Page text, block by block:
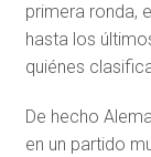
primera ronda,
hasta los
quiénes
De hecho
en un partido